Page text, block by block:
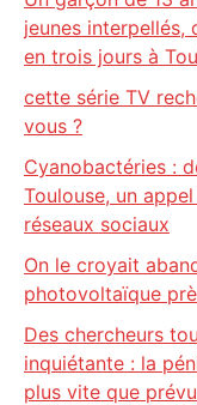
jeunes interpellés,
en trois jours à
cette série TV
vous ?
Cyanobactéries :
Toulouse, un
réseaux sociaux
On le croyait
photovoltaïque
Des chercheurs
inquiétante : la
plus vite que prévu